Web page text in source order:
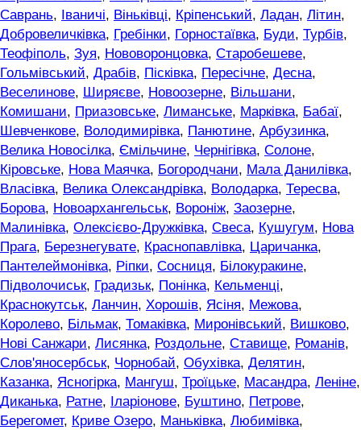
Саврань, Іваничі, Віньківці, Кріпенський, Ладан, Літин,
Добровеличківка, Гребінки, Горностаївка, Буди, Турбів,
Теофіполь, Зуя, Нововоронцовка, Старобешеве,
Гольмівський, Драбів, Пісківка, Пересічне, Десна,
Веселинове, Ширяєве, Новоозерне, Вільшани,
Комишани, Приазовське, Лиманське, Марківка, Бабаї,
Шевченкове, Володимирівка, Панютине, Арбузинка,
Велика Новосілка, Ємільчине, Чернігівка, Солоне,
Кіровське, Нова Маячка, Богородчани, Мала Данилівка,
Власівка, Велика Олександрівка, Володарка, Тересва,
Борова, Новоархангельськ, Вороніж, Заозерне,
Малинівка, Олексієво-Дружківка, Свеса, Кушугум, Нова
Прага, Березнегувате, Краснопавлівка, Царичанка,
Пантелеймонівка, Ріпки, Сосниця, Білокуракине,
Підволочиськ, Градизьк, Понінка, Кельменці,
Краснокутськ, Ланчин, Хорошів, Ясіня, Межова,
Королево, Більмак, Томаківка, Миронівський, Вишково,
Нові Санжари, Лисянка, Роздольне, Ставище, Романів,
Слов'яносербськ, Чорнобай, Обухівка, Делятин,
Казанка, Ясногірка, Мангуш, Троїцьке, Масандра, Леніне,
Диканька, Ратне, Іларіонове, Буштино, Петрове,
Берегомет, Криве Озеро, Маньківка, Любимівка,